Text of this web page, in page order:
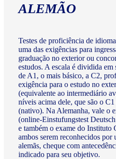
ALEMÃO
Testes de proficiência de
uma das exigências para
graduação no exterior ou
estudos. A escala é dividida em
de A1, o mais básico, a C2,
exigência para o estudo no
(equivalente ao intermediário
níveis acima dele, que são o
(nativo). Na Alemanha, vale o
(online-Einstufungstest
e também o exame do Instituto
ambos serem reconhecidos por
alemãs, cheque com
indicado para seu objetivo.